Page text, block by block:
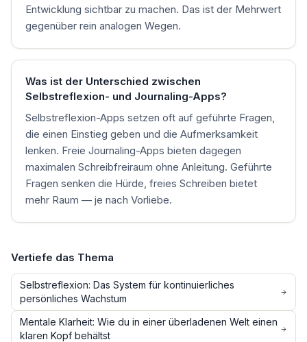
Entwicklung sichtbar zu machen. Das ist der Mehrwert
gegenüber rein analogen Wegen.
Was ist der Unterschied zwischen
Selbstreflexion- und Journaling-Apps?
Selbstreflexion-Apps setzen oft auf geführte Fragen,
die einen Einstieg geben und die Aufmerksamkeit
lenken. Freie Journaling-Apps bieten dagegen
maximalen Schreibfreiraum ohne Anleitung. Geführte
Fragen senken die Hürde, freies Schreiben bietet
mehr Raum — je nach Vorliebe.
Vertiefe das Thema
Selbstreflexion: Das System für kontinuierliches
persönliches Wachstum
Mentale Klarheit: Wie du in einer überladenen Welt einen
klaren Kopf behältst